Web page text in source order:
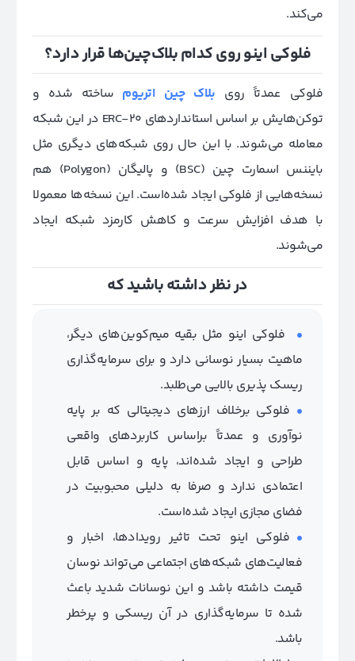
می‌کند.
فلوکی اینو روی کدام بلاک‌چین‌ها قرار دارد؟
فلوکی عمدتاً روی بلاک چین اتریوم ساخته شده و
توکن‌هایش بر اساس استانداردهای ERC-20 در این شبکه
معامله می‌شوند. با این حال روی شبکه‌های دیگری مثل
بایننس اسمارت چین (‌BSC) و پالیگان (Polygon) هم
نسخه‌هایی از فلوکی ایجاد شده‌است. این نسخه‌ها معمولا
با هدف افزایش سرعت و کاهش کارمزد شبکه ایجاد
می‌شوند.
در نظر داشته باشید که
فلوکی اینو مثل بقیه میم‌کوین‌های دیگر،
ماهیت بسیار نوسانی دارد و برای سرمایه‌گذاری
ریسک پذیری بالایی می‌طلبد.
فلوکی برخلاف ارزهای دیجیتالی که بر پایه
نوآوری و عمدتاً براساس کاربرد‌های واقعی
طراحی و ایجاد شده‌اند، پایه و اساس قابل
اعتمادی ندارد و صرفا به دلیلی محبوبیت در
فضای مجازی ایجاد شده‌است.
فلوکی اینو تحت تاثیر رویدادها، اخبار و
فعالیت‌های شبکه‌های اجتماعی می‌تواند نوسان
قیمت داشته باشد و این نوسانات شدید باعث
شده تا سرمایه‌گذاری در آن ریسکی و پرخطر
باشد.